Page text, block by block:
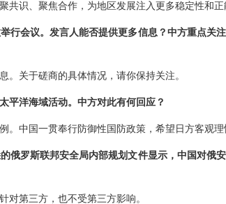
识、聚焦合作，为地区发展注入更多稳定性和正
行会议。发言人能否提供更多信息？中方重点关
。关于磋商的具体情况，请你保持关注。
平洋海域活动。中方对此有何回应？
中国一贯奉行防御性国防政策，希望日方客观理
俄罗斯联邦安全局内部规划文件显示，中国对俄
对第三方，也不受第三方影响。